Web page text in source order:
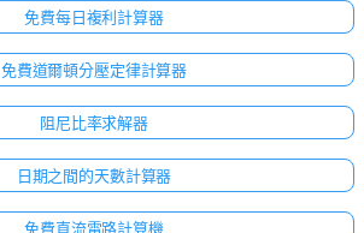
免費每日複利計算器
免費道爾頓分壓定律計算器
阻尼比率求解器
日期之間的天數計算器
免費直流電路計算機